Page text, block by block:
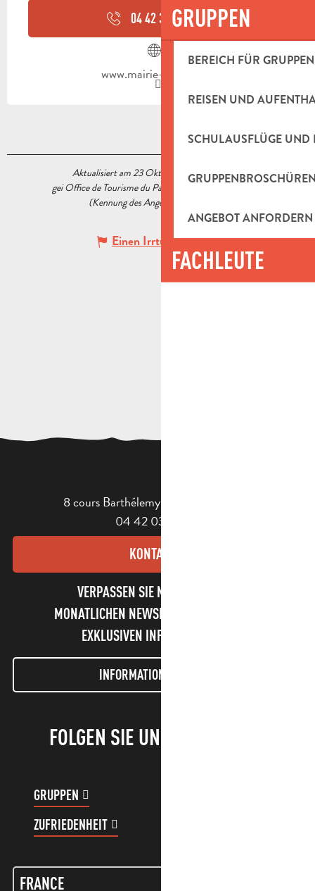
GRUPPEN
BEREICH FÜR GRUPPEN
REISEN UND
SCHULAUSFLÜGE UND
ANGEBOT ANFORDERN
FACHLEUTE
04 42 32 40▒▒
www.mairie-cadolive.fr
Aktualisiert am 23 Oktober 2020 Um 15:14
gei Office de Tourisme du Pays d’Aubagne et de l’Étoile
(Kennung des Angebots :
Einen Irrtum angeben
8 cours Barthélemy - 13400 Aubagne
04 42 03 49 98
KONTAKT
VERPASSEN SIE NICHT UNSEREN
MONATLICHEN NEWSLETTER UND UNSERE
EXKLUSIVEN INFORMATIONEN!
INFORMATIONEN LETTER
FOLGEN SIE UNS!
GRUPPEN
ZUFRIEDENHEIT